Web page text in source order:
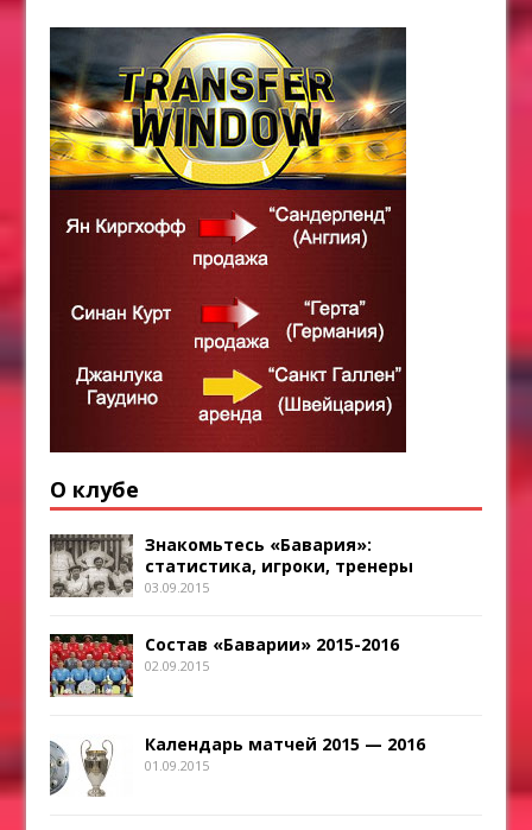
О клубе
Знакомьтесь «Бавария»:
статистика, игроки, тренеры
03.09.2015
Состав «Баварии» 2015-2016
02.09.2015
Календарь матчей 2015 — 2016
01.09.2015